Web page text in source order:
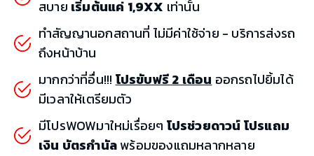
สบาย เริ่มต้นแค่ 1,9XX เท่านั้น
ทำสัญญานอกสถานที่ ไม่มีค่าใช้จ่าย - บริการส่งรถ
ถึงหน้าบ้าน
มากกว่าที่อื่น!!! โปรขับฟรี 2 เดือน ออกรถไปยิ้มได้
มีเวลาให้เตรียมตัว
มีโปรWOWมาใหม่เรื่อยๆ โปรช่วยดาวน์ โปรแถม
เงิน บัตรกำนัลพร้อมของแถมหลากหลาย